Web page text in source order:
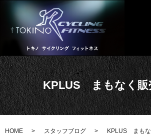
KPLUS まもなく販
HOME スタッフブログ KPLUS まもな